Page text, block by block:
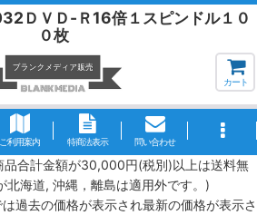
ＤＶＤ-Ｒ16倍１スピンドル１０
０枚
カート
ご利用案内 特商法表示 問い合わせ
品合計金額が30,000円(税別)以上は送料無
北海道, 沖縄，離島は適用外です。)
過去の価格が表示され最新の価格が表示さ